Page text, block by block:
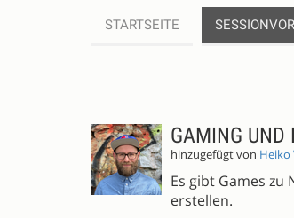
STARTSEITE
GAMING UND
hinzugefügt von Heiko
Es gibt Games
erstellen.